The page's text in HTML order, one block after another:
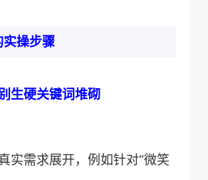
实操步骤​
生硬关键词堆砌​
实需求展开，例如针对“微笑